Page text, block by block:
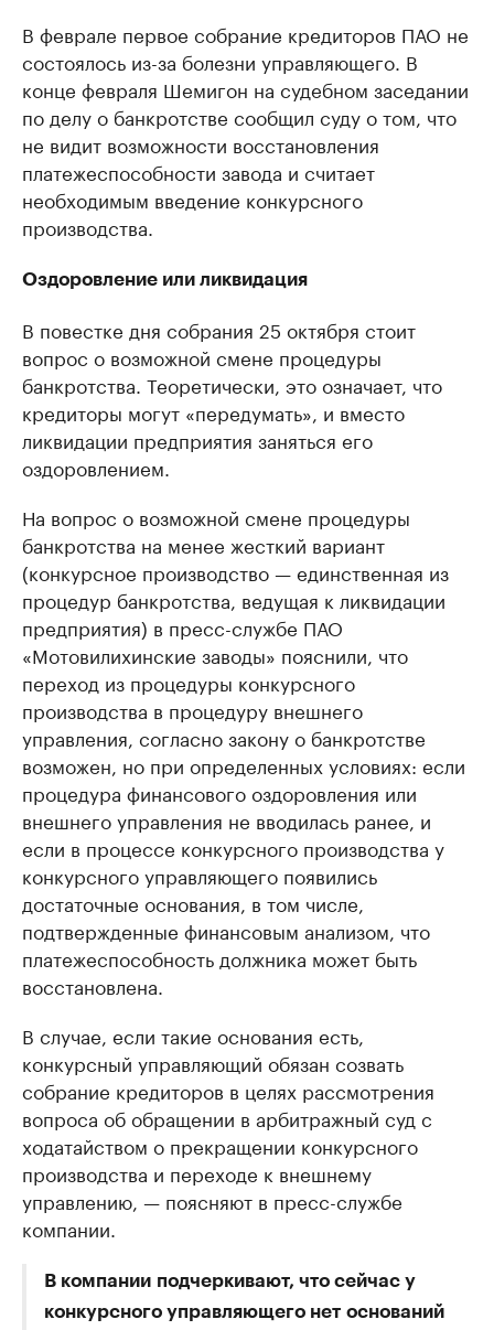
В феврале первое собрание кредиторов ПАО не
состоялось из-за болезни управляющего. В
конце февраля Шемигон на судебном заседании
по делу о банкротстве сообщил суду о том, что
не видит возможности восстановления
платежеспособности завода и считает
необходимым введение конкурсного
производства.
Оздоровление или ликвидация
В повестке дня собрания 25 октября стоит
вопрос о возможной смене процедуры
банкротства. Теоретически, это означает, что
кредиторы могут «передумать», и вместо
ликвидации предприятия заняться его
оздоровлением.
На вопрос о возможной смене процедуры
банкротства на менее жесткий вариант
(конкурсное производство — единственная из
процедур банкротства, ведущая к ликвидации
предприятия) в пресс-службе ПАО
«Мотовилихинские заводы» пояснили, что
переход из процедуры конкурсного
производства в процедуру внешнего
управления, согласно закону о банкротстве
возможен, но при определенных условиях: если
процедура финансового оздоровления или
внешнего управления не вводилась ранее, и
если в процессе конкурсного производства у
конкурсного управляющего появились
достаточные основания, в том числе,
подтвержденные финансовым анализом, что
платежеспособность должника может быть
восстановлена.
В случае, если такие основания есть,
конкурсный управляющий обязан созвать
собрание кредиторов в целях рассмотрения
вопроса об обращении в арбитражный суд с
ходатайством о прекращении конкурсного
производства и переходе к внешнему
управлению, — поясняют в пресс-службе
компании.
В компании подчеркивают, что сейчас у
конкурсного управляющего нет оснований